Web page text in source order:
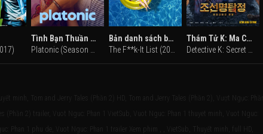
Tình Bạn Thuần Khiết (Phần 2)
Bản danh sách bất cần đời
Thám Tử K: Ma Cà Rồng Báo Thù
minh, Tom and Jerry Tales (Phần 2) HD, Tom and Jerry Tales (Phần 2), Vượt Ngục: Phần
2) trailer, Vuot Nguc: Phan 1 VietSub, Vuot Nguc: Phan 1 thuyet minh, Vuot Nguc:
Phan 1 phu de, Vuot Nguc: Phan 1 trailer Xem phim , , VietSub, Thuyết minh, full HD,